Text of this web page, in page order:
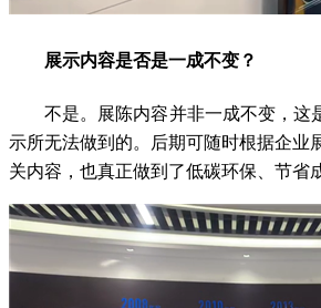
展示内容是否是一成不变？
不是。展陈内容并非一成不变，这
示所无法做到的。后期可随时根据企业
关内容，也真正做到了低碳环保、节省